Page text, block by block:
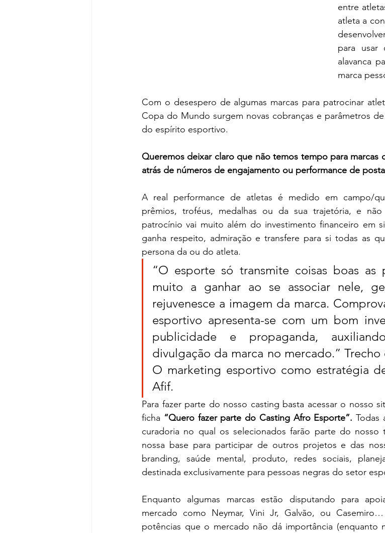
entre
atleta a
para usar
alavanca
marca
Com o desespero de algumas marcas para patrocinar
Copa do Mundo surgem novas cobranças e parâmetros
do espírito esportivo.
Queremos deixar claro que não temos tempo para marcas
atrás de números de engajamento ou performance de
A real performance de atletas é medido em campo/
prêmios, troféus, medalhas ou da sua trajetória, e
patrocínio vai muito além do investimento financeiro em
ganha respeito, admiração e transfere para si todas as
persona da ou do atleta.
“O esporte só transmite coisas boas as
muito a ganhar ao se associar nele,
rejuvenesce a imagem da marca.
esportivo apresenta-se com um bom
publicidade e propaganda,
divulgação da marca no mercado.”
O marketing esportivo como estratégia
Afif.
Para fazer parte do nosso casting basta acessar o nosso
ficha “Quero fazer parte do Casting Afro Esporte”. Todas
curadoria no qual os selecionados farão parte do
nossa base para participar de outros projetos e das
branding, saúde mental, produto, redes sociais,
destinada exclusivamente para pessoas negras do setor
Enquanto algumas marcas estão disputando para
mercado como Neymar, Vini Jr, Galvão, ou
potências que o mercado não dá importância (enquanto